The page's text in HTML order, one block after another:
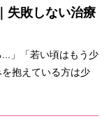
失敗しない治療
...」「若い頃はもう少
抱えている方は少